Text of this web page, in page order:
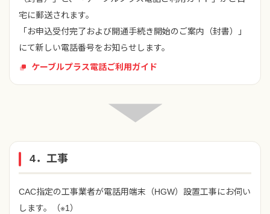
宅に郵送されます。
「お申込受付完了および開通手続き開始のご案内（封書）」
にて新しい電話番号をお知らせします。
ケーブルプラス電話ご利用ガイド
4．工事
CAC指定の工事業者が電話用端末（HGW）設置工事にお伺い
します。（※1）